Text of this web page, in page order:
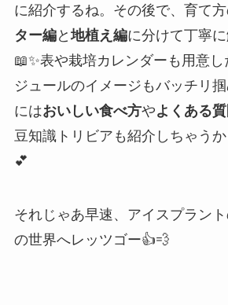
に紹介するね。その後で、育て
ター編と地植え編に分けて丁寧
📖✨表や栽培カレンダーも用意
ジュールのイメージもバッチリ
にはおいしい食べ方やよくある
豆知識トリビアも紹介しちゃう
💕
それじゃあ早速、アイスプラン
の世界へレッツゴー👍💨